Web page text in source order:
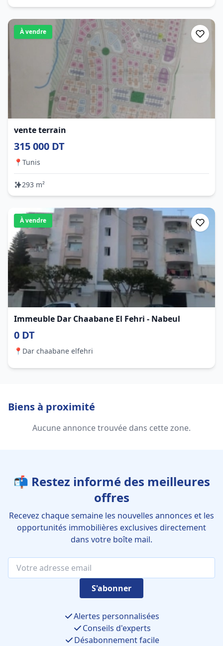
À vendre
vente terrain
315 000 DT
📍 Tunis
293 m²
À vendre
Immeuble Dar Chaabane El Fehri - Nabeul
0 DT
📍 Dar chaabane elfehri
Biens à proximité
Aucune annonce trouvée dans cette zone.
📬 Restez informé des meilleures
offres
Recevez chaque semaine les nouvelles annonces et les
opportunités immobilières exclusives directement
dans votre boîte mail.
S'abonner
Alertes personnalisées
Conseils d'experts
Désabonnement facile